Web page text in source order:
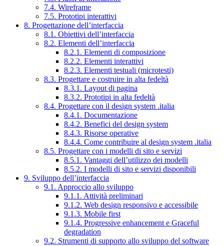
7.4. Wireframe
7.5. Prototipi interattivi
8. Progettazione dell’interfaccia
8.1. Obiettivi dell’interfaccia
8.2. Elementi dell’interfaccia
8.2.1. Elementi di composizione
8.2.2. Elementi interattivi
8.2.3. Elementi testuali (microtesti)
8.3. Progettare e costruire in alta fedeltà
8.3.1. Layout di pagina
8.3.2. Prototipi in alta fedeltà
8.4. Progettare con il design system .italia
8.4.1. Documentazione
8.4.2. Benefici del design system
8.4.3. Risorse operative
8.4.4. Come contribuire al design system .italia
8.5. Progettare con i modelli di sito e servizi
8.5.1. Vantaggi dell’utilizzo dei modelli
8.5.2. I modelli di sito e servizi disponibili
9. Sviluppo dell’interfaccia
9.1. Approccio allo sviluppo
9.1.1. Attività preliminari
9.1.2. Web design responsivo e accessibile
9.1.3. Mobile first
9.1.4. Progressive enhancement e Graceful
degradation
9.2. Strumenti di supporto allo sviluppo del software